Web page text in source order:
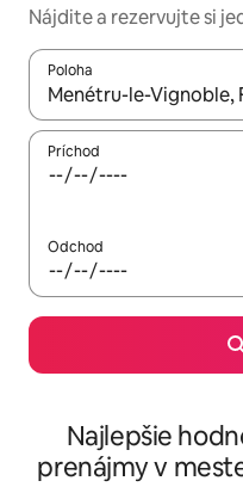
Nájdite a rezervujte si
Poloha
Keď budú výsledky k
Príchod
Odchod
Najlepšie
prenájmy v